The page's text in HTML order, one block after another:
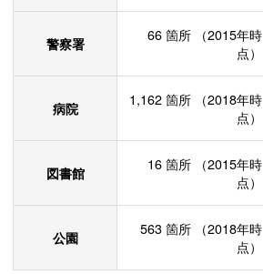
警察署 66 箇所
（2015年時
点）
病院 1,162 箇所
（2018年時
点）
図書館 16 箇所
（2015年時
点）
公園 563 箇所
（2018年時
点）